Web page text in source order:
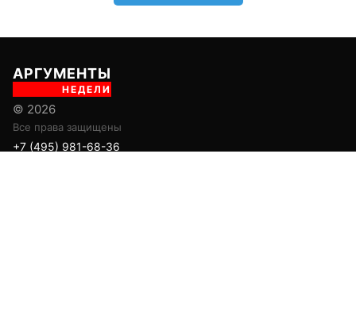
АРГУМЕНТЫ
НЕДЕЛИ
© 2026
Все права защищены
+7 (495) 981-68-36